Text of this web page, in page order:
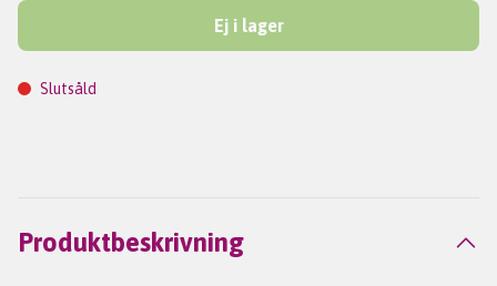
Ej i lager
Slutsåld
Produktbeskrivning